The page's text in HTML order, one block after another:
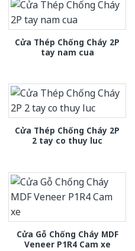
Cửa Thép Chống Cháy 2P
tay nam cua
Cửa Thép Chống Cháy 2P
2 tay co thuy luc
Cửa Gỗ Chống Cháy MDF
Veneer P1R4 Cam xe